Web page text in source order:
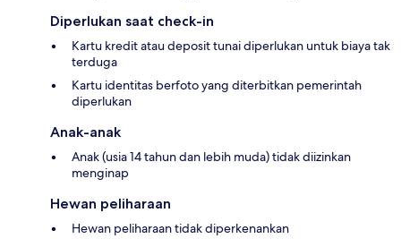
Diperlukan saat check-in
Kartu kredit atau deposit tunai diperlukan untuk biaya tak
terduga
Kartu identitas berfoto yang diterbitkan pemerintah
diperlukan
Anak-anak
Anak (usia 14 tahun dan lebih muda) tidak diizinkan
menginap
Hewan peliharaan
Hewan peliharaan tidak diperkenankan